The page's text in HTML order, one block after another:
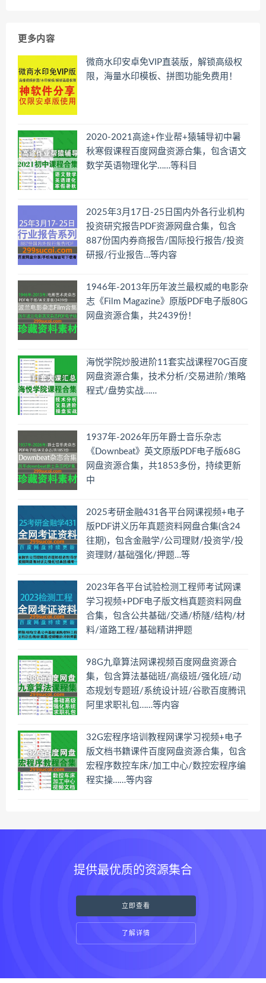
更多内容
微商水印安卓免VIP直装版，解锁高级权
限，海量水印模板、拼图功能免费用！
2020-2021高途+作业帮+猿辅导初中暑
秋寒假课程百度网盘资源合集，包含语文
数学英语物理化学……等科目
2025年3月17日-25日国内外各行业机构
投资研究报告PDF资源网盘合集，包含
887份国内券商报告/国际投行报告/投资
研报/行业报告…等内容
1946年-2013年历年波兰最权威的电影杂
志《Film Magazine》原版PDF电子版80G
网盘资源合集，共2439份！
海悦学院炒股进阶11套实战课程70G百度
网盘资源合集，技术分析/交易进阶/策略
程式/盘势实战……
1937年-2026年历年爵士音乐杂志
《Downbeat》英文原版PDF电子版68G
网盘资源合集，共1853多份，持续更新
中
2025考研金融431各平台网课视频+电子
版PDF讲义历年真题资料网盘合集(含24
往期)，包含金融学/公司理财/投资学/投
资理财/基础强化/押题…等
2023年各平台试验检测工程师考试网课
学习视频+PDF电子版文档真题资料网盘
合集，包含公共基础/交通/桥隧/结构/材
料/道路工程/基础精讲押题
98G九章算法网课视频百度网盘资源合
集，包含算法基础班/高级班/强化班/动
态规划专题班/系统设计班/谷歌百度腾讯
阿里求职礼包……等内容
32G宏程序培训教程网课学习视频+电子
版文档书籍课件百度网盘资源合集，包含
宏程序数控车床/加工中心/数控宏程序编
程实操……等内容
提供最优质的资源集合
立即查看
了解详情